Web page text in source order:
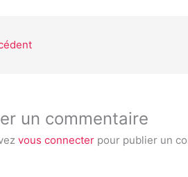
un commentaire
vous connecter pour publier un